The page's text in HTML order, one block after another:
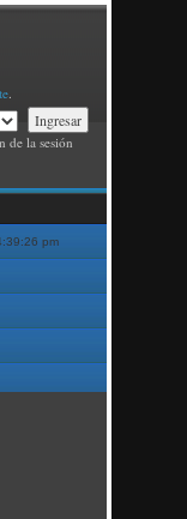
.
de la sesión
pm